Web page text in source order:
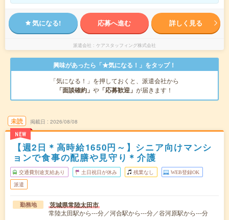
気になる! 応募へ進む 詳しく見る
派遣会社 ケアスタッフィング株式会社
興味があったら「★気になる！」をタップ！
「気になる！」を押しておくと、派遣会社から
「面談確約」 や 「応募歓迎」 が届きます！
未読
NEW
掲載日 2026/08/08
【週2日＊高時給1650円～】シニア向けマンシ
ョンで食事の配膳や見守り＊介護
交通費別途支給あり 土日祝日が休み 残業なし WEB登録OK
派遣
勤務地 茨城県常陸太田市
常陸太田駅から---分／河合駅から---分／谷河原駅から---分